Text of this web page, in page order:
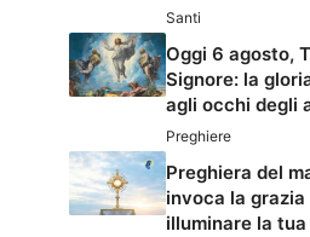
Santi
Oggi 6 agosto,
Signore: la
agli occhi degli
Preghiere
Preghiera del
invoca la
illuminare la